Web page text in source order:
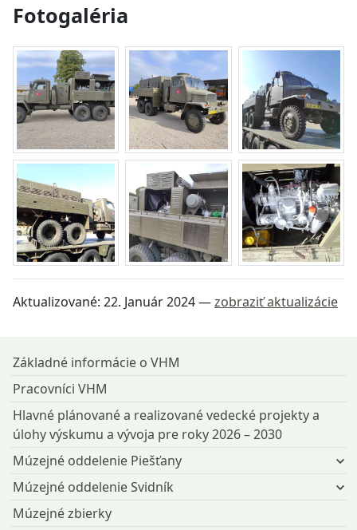
Fotogaléria
Aktualizované: 22. Január 2024—zobraziť aktualizácie
Základné informácie o VHM
Pracovníci VHM
Hlavné plánované a realizované vedecké projekty a
úlohy výskumu a vývoja pre roky 2026 – 2030
Múzejné oddelenie Piešťany
Múzejné oddelenie Svidník
Múzejné zbierky